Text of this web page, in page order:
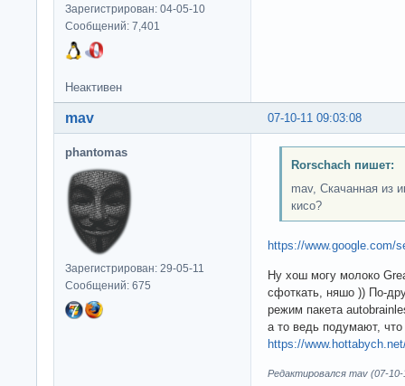
Зарегистрирован: 04-05-10
Сообщений: 7,401
Неактивен
07-10-11 09:03:08
mav
phantomas
Зарегистрирован: 29-05-11
Сообщений: 675
Rorschach пишет:
mav, Скачанная из
кисо?
https://
Ну хош могу молоко
сфоткать, няшо )) По-
режим пакета
а то ведь подумают,
https://
Редактировался mav (07-10-